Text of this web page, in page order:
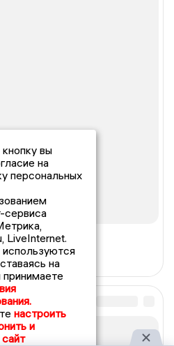
вы
на
персональных
сервиса
LiveInternet.
на
принимаете
настроить
и